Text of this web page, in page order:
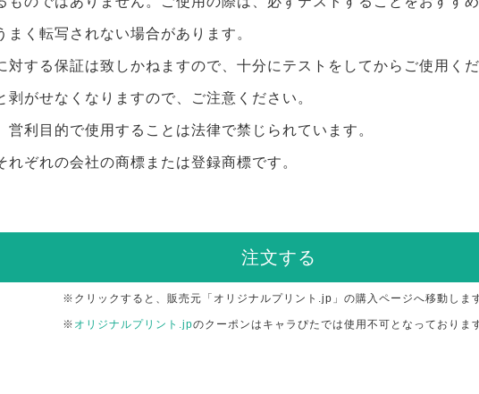
く転写されない場合があります。
する保証は致しかねますので、十分にテストをしてからご使用くだ
がせなくなりますので、ご注意ください。
利目的で使用することは法律で禁じられています。
ぞれの会社の商標または登録商標です。
注文する
※クリックすると、販売元「オリジナルプリント.jp」の購入ページへ移動しま
※ オリジナルプリント.jpのクーポンはキャラぴたでは使用不可となっておりま